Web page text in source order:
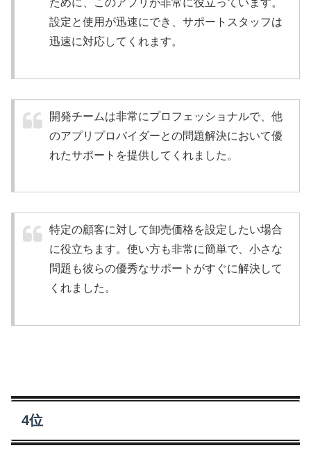
ために、このアプリが非常に役立っています。
設定と使用が迅速にでき、サポートスタッフは
迅速に対応してくれます。
開発チームは非常にプロフェッショナルで、他
のアプリプロバイダーとの問題解決において優
れたサポートを提供してくれました。
特定の顧客に対して卸売価格を設定したい場合
に役立ちます。使い方も非常に簡単で、小さな
問題も彼らの優秀なサポートがすぐに解決して
くれました。
4位